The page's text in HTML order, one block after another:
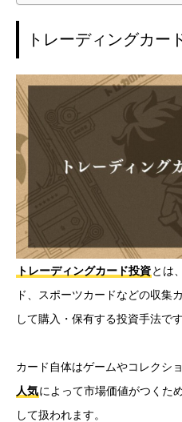
トレーディングカー
トレーディングカード投資とは
ド、スポーツカードなどの収集
して購入・保有する投資手法です
カード自体はゲームやコレクシ
人気によって市場価値がつくた
して扱われます。